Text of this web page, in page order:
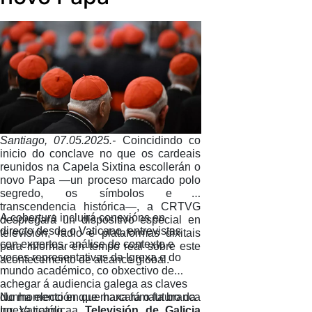
Santiago, 07.05.2025.- Coincidindo co
inicio do conclave no que os cardeais
reunidos na Capela Sixtina escollerán o
novo Papa —un proceso marcado polo
segredo, os símbolos e a
transcendencia histórica—, a CRTVG
despregará un dispositivo especial en
televisión, radio e plataformas dixitais
para informar en tempo real sobre este
acontecemento de alcance global.
A cobertura incluirá conexións en
directo desde o Vaticano, entrevistas
con expertos, análise de contexto e
voces representativas da Igrexa e do
mundo académico, co obxectivo de
achegar á audiencia galega as claves
dunha elección que marcará o futuro da
No momento en que haxa fumata branca